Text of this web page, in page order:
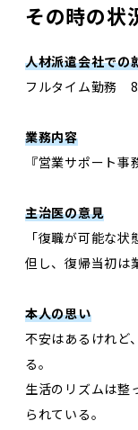
その時の状
人材派遣会社での
フルタイム勤務
業務内容
『営業サポート事
主治医の意見
「復職が可能な状
但し、復帰当初は
本人の思い
不安はあるけれど
る。
生活のリズムは整
られている。